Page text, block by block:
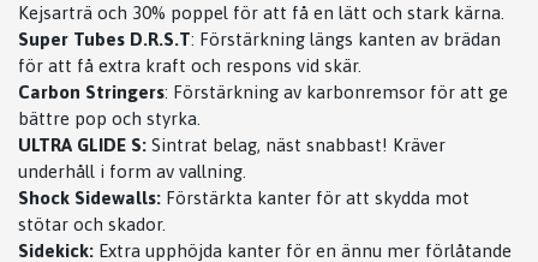
Kejsarträ och 30% poppel för att få en lätt och stark kärna.
Super Tubes D.R.S.T: Förstärkning längs kanten av brädan
för att få extra kraft och respons vid skär.
Carbon Stringers: Förstärkning av karbonremsor för att ge
bättre pop och styrka.
ULTRA GLIDE S: Sintrat belag, näst snabbast! Kräver
underhåll i form av vallning.
Shock Sidewalls: Förstärkta kanter för att skydda mot
stötar och skador.
Sidekick: Extra upphöjda kanter för en ännu mer förlåtande